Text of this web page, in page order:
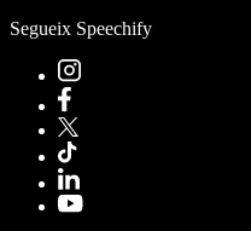
Segueix Speechify